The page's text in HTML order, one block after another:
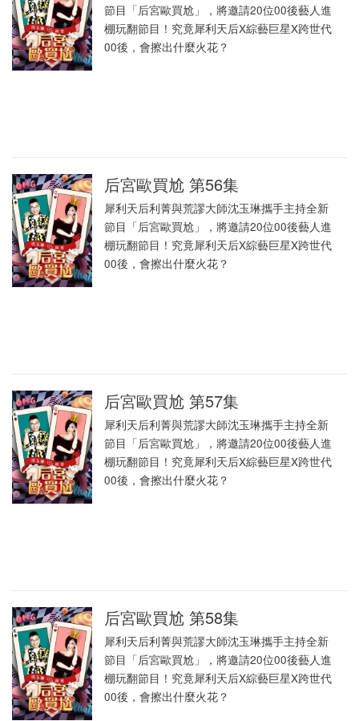
節目「后宮歐買尬」，將邀請20位00後藝人進
棚玩翻節目！究竟犀利天后X綜藝巨星X跨世代
00後，會擦出什麼火花？
后宮歐買尬 第56集
犀利天后利菁與荒謬大師沈玉琳攜手主持全新
節目「后宮歐買尬」，將邀請20位00後藝人進
棚玩翻節目！究竟犀利天后X綜藝巨星X跨世代
00後，會擦出什麼火花？
后宮歐買尬 第57集
犀利天后利菁與荒謬大師沈玉琳攜手主持全新
節目「后宮歐買尬」，將邀請20位00後藝人進
棚玩翻節目！究竟犀利天后X綜藝巨星X跨世代
00後，會擦出什麼火花？
后宮歐買尬 第58集
犀利天后利菁與荒謬大師沈玉琳攜手主持全新
節目「后宮歐買尬」，將邀請20位00後藝人進
棚玩翻節目！究竟犀利天后X綜藝巨星X跨世代
00後，會擦出什麼火花？